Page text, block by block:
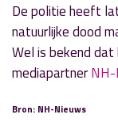
De politie heeft
natuurlijke dood
Wel is bekend
mediapartner
Bron: NH-Nieuws